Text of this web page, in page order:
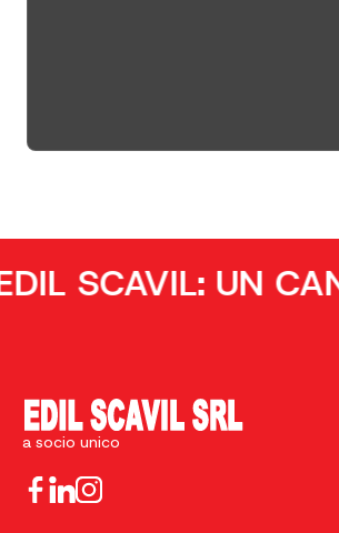
SCAVIL: UN
a socio unico